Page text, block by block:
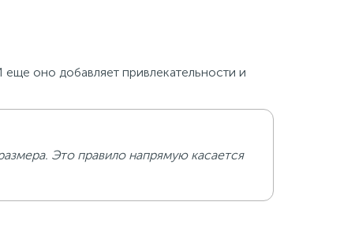
оно добавляет привлекательности и
Это правило напрямую касается